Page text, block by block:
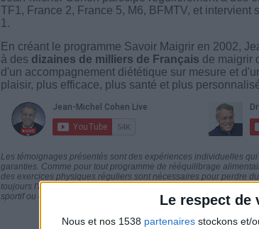
Le respect de
Nous et nos 1538 partenaires stockons et/
TF1, France 2, France 5, M6, BFMTV, et intervient
1.
En créant le programme Savoir Maigrir en 2002,
à des dizaines de milliers de Français de maigrir
d'un accompagnement diététique sur mesure et
plaisir, plus efficace, plus santé et plus
Les témoignages présentés sont des expériences individuelles
garanties. Comme pour tout programme de rééquilibrage
des exercices physiques réguliers sont nécessaires pour perdre
toujours l'avis de votre médecin traitant avant d'entreprendre un
sportif ou de modifier vos habitudes nutritionnelles.